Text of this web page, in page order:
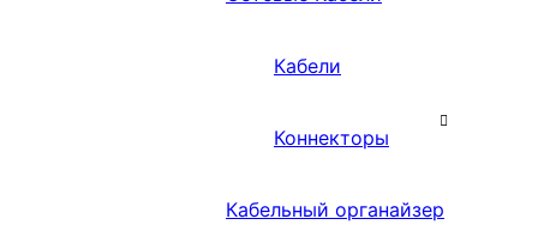
Кабели
Коннекторы
Кабельный органайзер